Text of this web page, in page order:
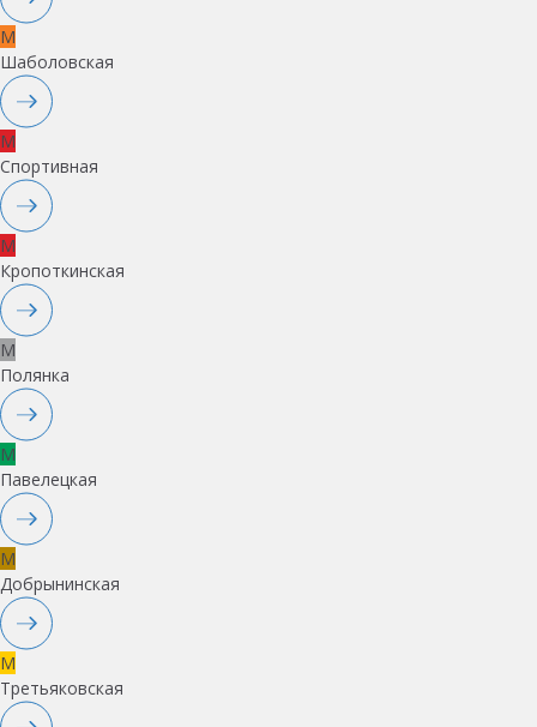
M
Шаболовская
M
Спортивная
M
Кропоткинская
M
Полянка
M
Павелецкая
M
Добрынинская
M
Третьяковская